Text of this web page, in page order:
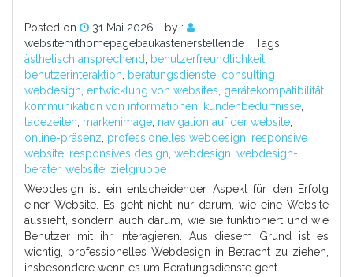
Posted on 31 Mai 2026
by :
websitemithomepagebaukastenerstellende
Tags:
ästhetisch ansprechend, benutzerfreundlichkeit,
benutzerinteraktion, beratungsdienste, consulting
webdesign, entwicklung von websites, gerätekompatibilität,
kommunikation von informationen, kundenbedürfnisse,
ladezeiten, markenimage, navigation auf der website,
online-präsenz, professionelles webdesign, responsive
website, responsives design, webdesign, webdesign-
berater, website, zielgruppe
Webdesign ist ein entscheidender Aspekt für den Erfolg
einer Website. Es geht nicht nur darum, wie eine Website
aussieht, sondern auch darum, wie sie funktioniert und wie
Benutzer mit ihr interagieren. Aus diesem Grund ist es
wichtig, professionelles Webdesign in Betracht zu ziehen,
insbesondere wenn es um Beratungsdienste geht.